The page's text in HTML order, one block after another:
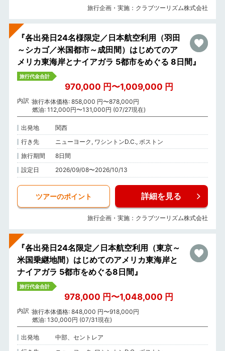
旅行企画・実施：クラブツーリズム株式会社
『各出発日24名様限定／日本航空利用（羽田
～シカゴ／米国都市～成田間）はじめてのア
メリカ東海岸とナイアガラ 5都市をめぐる 8日間』
旅行代金合計
970,000 円〜1,009,000 円
内訳 旅行本体価格: 858,000 円〜878,000円
燃油: 112,000円〜131,000円 (07/27現在)
出発地
関西
行き先
ニューヨーク, ワシントンD.C., ボストン
旅行期間
8日間
設定日
2026/09/08〜2026/10/13
ツアーのポイント 詳細を見る
旅行企画・実施：クラブツーリズム株式会社
『各出発日24名限定／日本航空利用（東京～
米国乗継地間）はじめてのアメリカ東海岸と
ナイアガラ 5都市をめぐる8日間』
旅行代金合計
978,000 円〜1,048,000 円
内訳 旅行本体価格: 848,000 円〜918,000円
燃油: 130,000円 (07/31現在)
出発地
中部、セントレア